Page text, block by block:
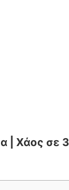
| Χάος σε